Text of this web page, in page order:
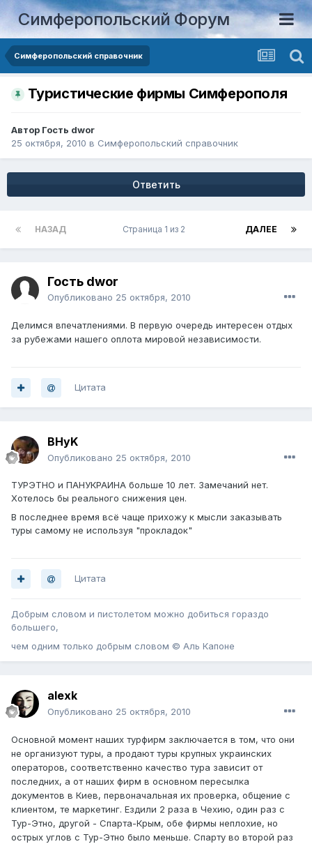
Симферопольский Форум
Симферопольский справочник
Туристические фирмы Симферополя
Автор Гость dwor
25 октября, 2010 в Симферопольский справочник
Ответить
НАЗАД ДАЛЕЕ
Страница 1 из 2
Гость dwor
Опубликовано 25 октября, 2010
Делимся впечатлениями. В первую очередь интересен отдых
за рубежами нашего оплота мировой независимости.
Цитата
BHyK
Опубликовано 25 октября, 2010
ТУРЭТНО и ПАНУКРАИНА больше 10 лет. Замечаний нет.
Хотелось бы реального снижения цен.
В последнее время всё чаще прихожу к мысли заказывать
туры самому не используя "прокладок"
Цитата
Добрым словом и пистолетом можно добиться гораздо
большего,
чем одним только добрым словом © Аль Капоне
alexk
Опубликовано 25 октября, 2010
Основной момент наших турфирм заключается в том, что они
не организуют туры, а продают туры крупных украинских
операторов, соответственно качество тура зависит от
последних, а от наших фирм в основном пересылка
документов в Киев, первоначальная их проверка, общение с
клиентом, те маркетинг. Ездили 2 раза в Чехию, один раз с
Тур-Этно, другой - Спарта-Крым, обе фирмы неплохие, но
острых углов с Тур-Этно было меньше. Спарту во второй раз